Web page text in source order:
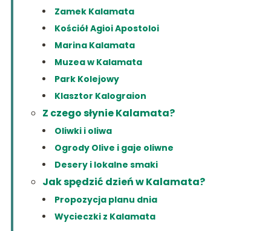
Zamek Kalamata
Kościół Agioi Apostoloi
Marina Kalamata
Muzea w Kalamata
Park Kolejowy
Klasztor Kalograion
Z czego słynie Kalamata?
Oliwki i oliwa
Ogrody Olive i gaje oliwne
Desery i lokalne smaki
Jak spędzić dzień w Kalamata?
Propozycja planu dnia
Wycieczki z Kalamata